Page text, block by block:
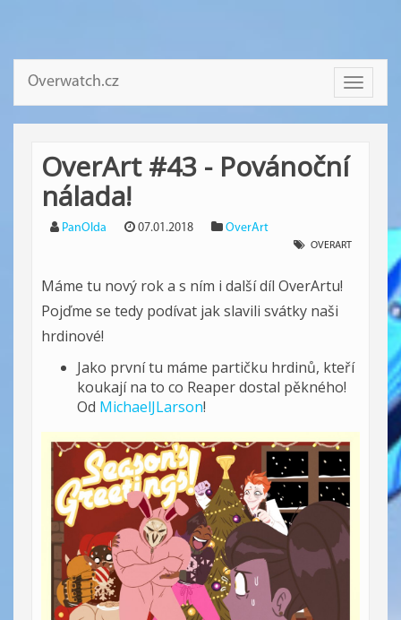
Toggle
Overwatch.cz
OverArt #43 - Povánoční
nálada!
PanOlda 07.01.2018 OverArt
OVERART
Máme tu nový rok a s ním i další díl OverArtu!
Pojďme se tedy podívat jak slavili svátky naši
hrdinové!
Jako první tu máme partičku hrdinů, kteří
koukají na to co Reaper dostal pěkného!
Od MichaelJLarson!